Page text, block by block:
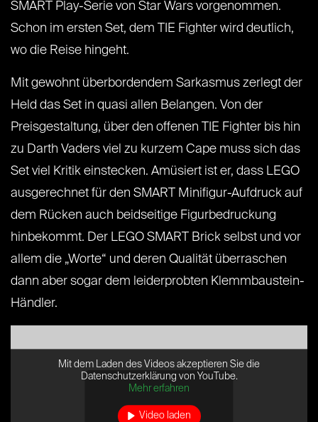
SMART Play-Serie von Star Wars vorgenommen.
Schon im ersten Set, dem TIE Fighter wird deutlich,
wo die Reise hingeht.
Mit gewohnt überbordendem Sarkasmus zerlegt der
Held das Set in quasi allen Belangen. Von der
Preisgestaltung, über den offenen TIE Fighter bis hin
zu Darth Vaders viel zu kurzem Cape muss sich das
Set viel Kritik einstecken. Amüsiert ist er, dass LEGO
ausgerechnet für den SMART Minifigur-Aufdruck auf
dem Rücken auch beidseitige Figurbedruckung
hinbekommt. Der LEGO SMART Brick selbst und vor
allem die „Worte“ und deren Qualität überraschen
dann aber sogar dem leiderprobten Klemmbaustein-
Händler.
Mit dem Laden des Videos akzeptieren Sie die
Datenschutzerklärung von YouTube.
Mehr erfahren
Video laden